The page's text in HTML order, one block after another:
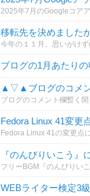
移転先を決めました
ブログの1月あたり
Fedora Linux 41変更
『のんびりいこう』
WEBライター検定3